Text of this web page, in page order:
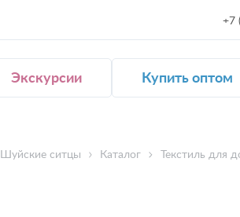
+7
Экскурсии Купить оптом
Шуйские ситцы Каталог Текстиль для